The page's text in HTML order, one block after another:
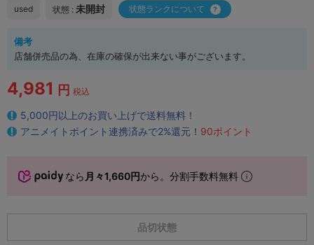
used 状態 : 未開封 状態ランクについて
備考
店舗併売品の為、在庫の確保が出来ない事がございます。
4,981 円 税込
5,000円以上のお買い上げで送料無料！
アニメイトポイント連携済みで2%還元！ 90ポイント
なら 月々1,660円から。分割手数料無料
品切状態